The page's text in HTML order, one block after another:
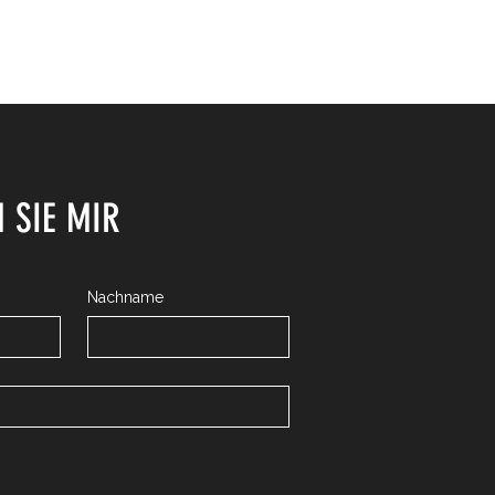
SIE MIR
Nachname